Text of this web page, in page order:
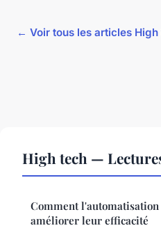
← Voir tous les articles High
High tech —
Comment l'automatisation
améliorer leur efficacité